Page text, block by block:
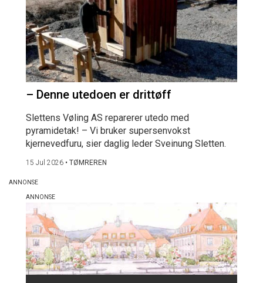
– Denne utedoen er drittøff
Slettens Vøling AS reparerer utedo med
pyramidetak! – Vi bruker supersenvokst
kjernevedfuru, sier daglig leder Sveinung Sletten.
15 Jul 2026 • TØMREREN